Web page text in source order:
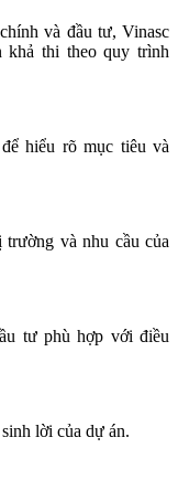
và đầu tư, Vinasc
khả thi theo quy trình
hiểu rõ mục tiêu và
và nhu cầu của
tư phù hợp với điều
lời của dự án.